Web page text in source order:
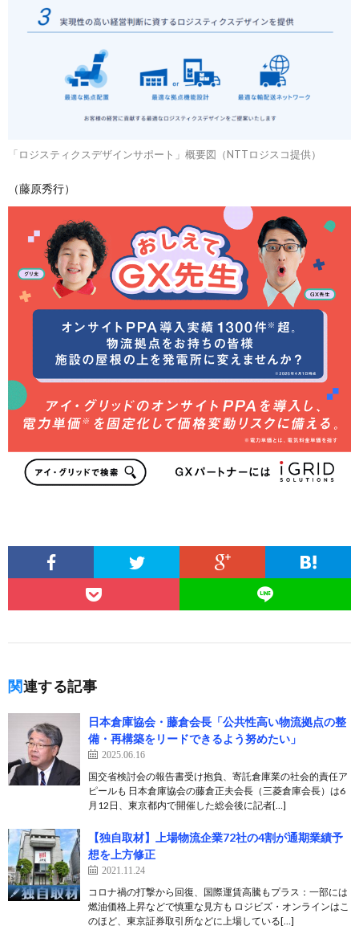
「ロジスティクスデザインサポート」概要図（NTTロジスコ提供）
（藤原秀行）
関連する記事
日本倉庫協会・藤倉会長「公共性高い物流拠点の整
備・再構築をリードできるよう努めたい」
2025.06.16
国交省検討会の報告書受け抱負、寄託倉庫業の社会的責任ア
ピールも 日本倉庫協会の藤倉正夫会長（三菱倉庫会長）は6
月12日、東京都内で開催した総会後に記者[…]
【独自取材】上場物流企業72社の4割が通期業績予
想を上方修正
2021.11.24
コロナ禍の打撃から回復、国際運賃高騰もプラス：一部には
燃油価格上昇などで慎重な見方も ロジビズ・オンラインはこ
のほど、東京証券取引所などに上場している[…]